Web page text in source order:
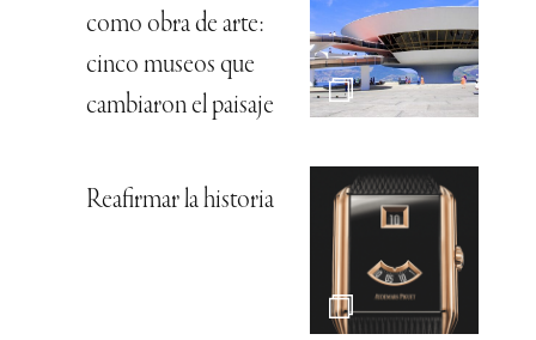
como obra de arte:
cinco museos que
cambiaron el paisaje
Reafirmar la historia